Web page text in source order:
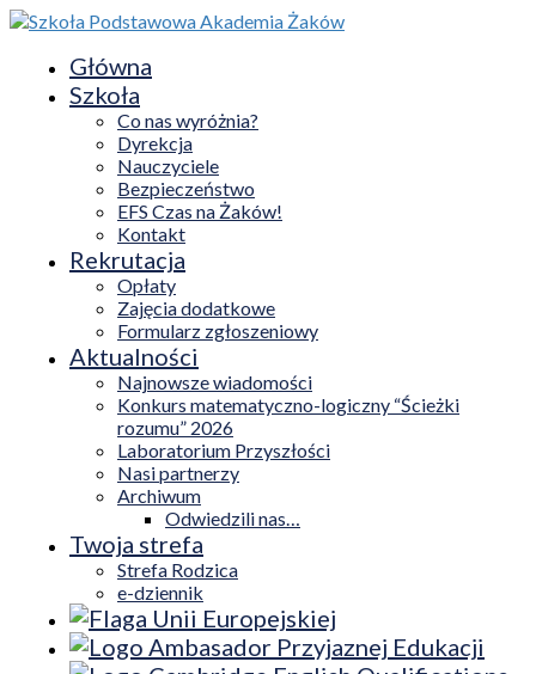
Główna
Szkoła
Co nas wyróżnia?
Dyrekcja
Nauczyciele
Bezpieczeństwo
EFS Czas na Żaków!
Kontakt
Rekrutacja
Opłaty
Zajęcia dodatkowe
Formularz zgłoszeniowy
Aktualności
Najnowsze wiadomości
Konkurs matematyczno-logiczny “Ścieżki
rozumu” 2026
Laboratorium Przyszłości
Nasi partnerzy
Archiwum
Odwiedzili nas…
Twoja strefa
Strefa Rodzica
e-dziennik